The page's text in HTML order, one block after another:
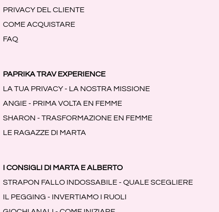
PRIVACY DEL CLIENTE
COME ACQUISTARE
FAQ
PAPRIKA TRAV EXPERIENCE
LA TUA PRIVACY - LA NOSTRA MISSIONE
ANGIE - PRIMA VOLTA EN FEMME
SHARON - TRASFORMAZIONE EN FEMME
LE RAGAZZE DI MARTA
I CONSIGLI DI MARTA E ALBERTO
STRAPON FALLO INDOSSABILE - QUALE SCEGLIERE
IL PEGGING - INVERTIAMO I RUOLI